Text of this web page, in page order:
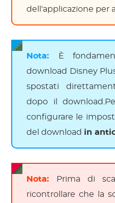
dell'applicazione per
Nota:
È
download Disney
spostati
dopo il
configurare le
del download in
Nota:
Prima di
ricontrollare che la